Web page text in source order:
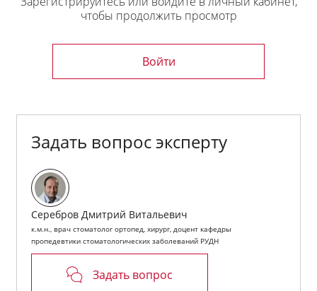
Запись вебинара«Профилактика ошибок и осложнений
Спикер вебинара:
д.м.н., профессор кафедры ортопедической и общей
стоматологии РМАНПО, автор 3 учебников, 230 научных
работ, обладатель 25 патентов на изобретения
чтобы продолжить просмотр
Войти
Задать вопрос эксперту
Серебров Дмитрий Витальевич
к.м.н., врач стоматолог ортопед, хирург, доцент кафедры
пропедевтики стоматологических заболеваний РУДН
Задать вопрос